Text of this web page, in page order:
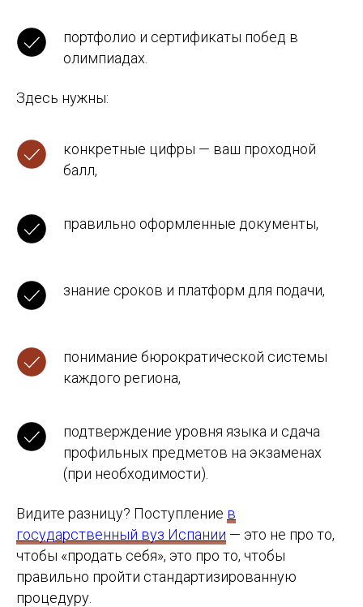
портфолио и сертификаты побед в
олимпиадах.
Здесь нужны:
конкретные цифры — ваш проходной
балл,
правильно оформленные документы,
знание сроков и платформ для подачи,
понимание бюрократической системы
каждого региона,
подтверждение уровня языка и сдача
профильных предметов на экзаменах
(при необходимости).
Видите разницу? Поступление в
государственный вуз Испании — это не про то,
чтобы «продать себя», это про то, чтобы
правильно пройти стандартизированную
процедуру.